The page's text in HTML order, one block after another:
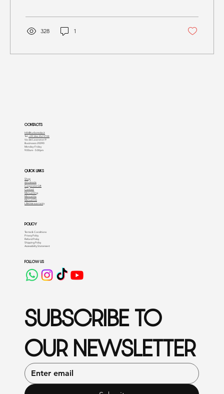
328 1
CONTACTS
Info@turbomoka.it
Tel:+39 346 352 9744
Via dei Lavoratori 9
Buccinasco 20090
Monday-Friday
9:00am - 5:00pm
QUICK LINKS
Shop
Wholesale
Corporate Gift
Contact
Manual Eng
Manual Ita
Manual De
Lifetime warranty
POLICY
Terms & Conditions
Privacy Policy
Refund Policy
Shipping Policy
Accessibility Statement
FOLLOW US
SUBSCRIBE TO
OUR NEWSLETTER